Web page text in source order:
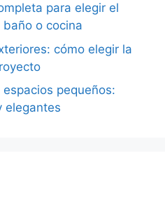
para elegir el
o cocina
cómo elegir la
pequeños:
elegantes